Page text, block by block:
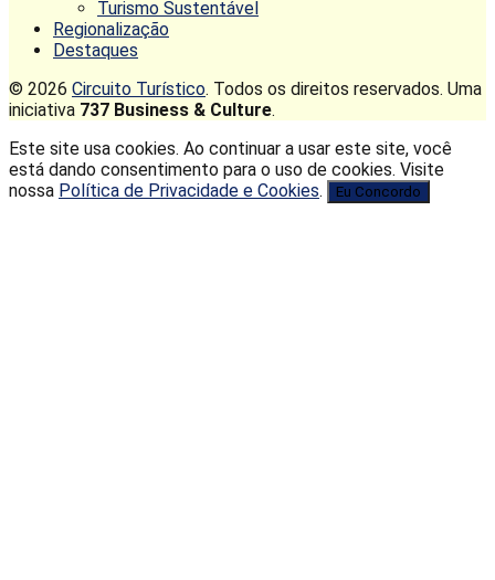
Turismo Sustentável
Regionalização
Destaques
© 2026 Circuito Turístico. Todos os direitos reservados. Uma
iniciativa 737 Business & Culture.
Este site usa cookies. Ao continuar a usar este site, você
está dando consentimento para o uso de cookies. Visite
nossa Política de Privacidade e Cookies. Eu Concordo